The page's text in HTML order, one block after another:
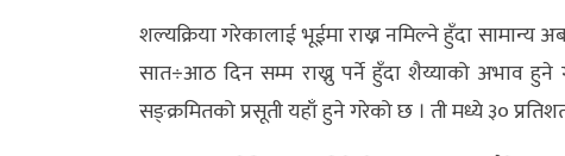
शल्यक्रिया गरेकालाई भूईमा राख्न नमिल्ने हुँदा
सात÷आठ दिन सम्म राख्नु पर्ने हुँदा शैय्याको अभाव
सङ्क्रमितको प्रसूती यहाँ हुने गरेको छ । ती मध्ये ३०